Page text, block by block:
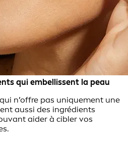
qui embellissent la peau
n’offre pas uniquement une
aussi des ingrédients
aider à cibler vos